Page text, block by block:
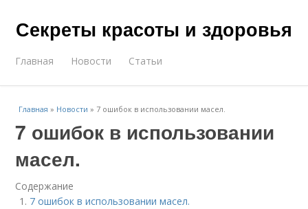
Секреты красоты и здоровья
Главная Новости Статьи
Главная » Новости »7 ошибок в использовании масел.
7 ошибок в использовании
масел.
Содержание
7 ошибок в использовании масел.